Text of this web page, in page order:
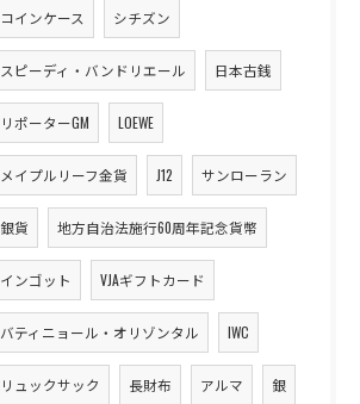
コインケース シチズン
スピーディ・バンドリエール 日本古銭
リポーターGM LOEWE
メイプルリーフ金貨 J12 サンローラン
銀貨 地方自治法施行60周年記念貨幣
インゴット VJAギフトカード
バティニョール・オリゾンタル IWC
リュックサック 長財布 アルマ 銀